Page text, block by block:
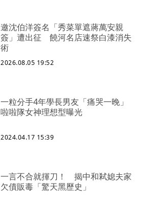
邀沈伯洋簽名「秀菜單遮蔣萬安親
簽」遭出征 饒河名店速祭白漆消失
術
2026.08.05 19:52
一粒分手4年學長男友「痛哭一晚」
啦啦隊女神理想型曝光
2024.04.17 15:39
一言不合就揮刀！ 揭中和弒媳夫家
欠債販毒「驚天黑歷史」